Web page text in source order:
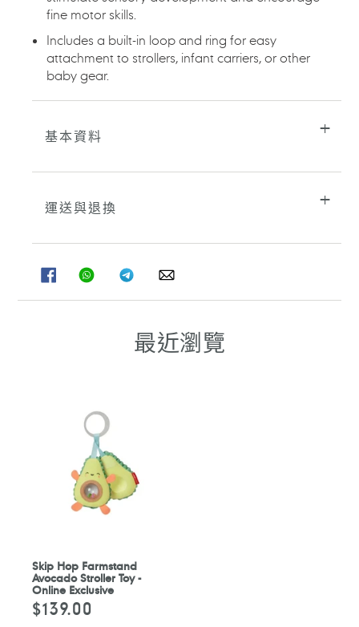
fine motor skills.
Includes a built-in loop and ring for easy
attachment to strollers, infant carriers, or other
baby gear.
基本資料
運送與退換
FACEBOOK
分
享
WHATSAPPTELEGRAM
分
享
WHATSAPP
最近瀏覽
Skip Hop Farmstand
Avocado Stroller Toy -
Online Exclusive
定
價
$139.00